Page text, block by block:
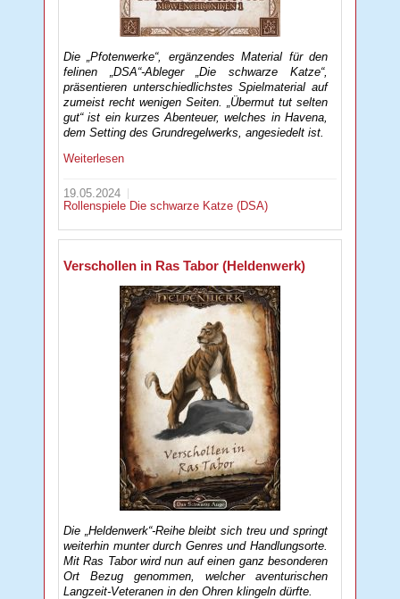
Die „Pfotenwerke“, ergänzendes Material für den
felinen „DSA“-Ableger „Die schwarze Katze“,
präsentieren unterschiedlichstes Spielmaterial auf
zumeist recht wenigen Seiten. „Übermut tut selten
gut“ ist ein kurzes Abenteuer, welches in Havena,
dem Setting des Grundregelwerks, angesiedelt ist.
Weiterlesen
19.05.2024
Rollenspiele Die schwarze Katze (DSA)
Verschollen in Ras Tabor (Heldenwerk)
Die „Heldenwerk“-Reihe bleibt sich treu und springt
weiterhin munter durch Genres und Handlungsorte.
Mit Ras Tabor wird nun auf einen ganz besonderen
Ort Bezug genommen, welcher aventurischen
Langzeit-Veteranen in den Ohren klingeln dürfte.